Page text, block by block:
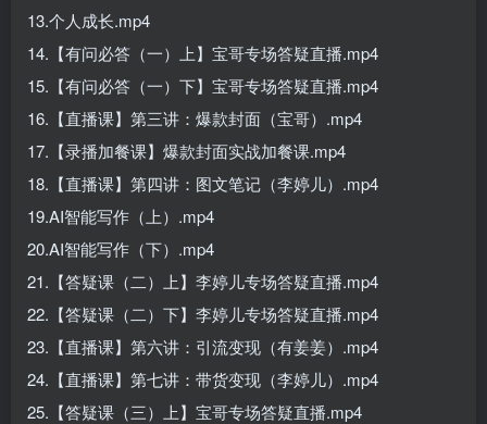
13.个人成长.mp4
14.【有问必答（一）上】宝哥专场答疑直播.mp4
15.【有问必答（一）下】宝哥专场答疑直播.mp4
16.【直播课】第三讲：爆款封面（宝哥）.mp4
17.【录播加餐课】爆款封面实战加餐课.mp4
18.【直播课】第四讲：图文笔记（李婷儿）.mp4
19.AI智能写作（上）.mp4
20.AI智能写作（下）.mp4
21.【答疑课（二）上】李婷儿专场答疑直播.mp4
22.【答疑课（二）下】李婷儿专场答疑直播.mp4
23.【直播课】第六讲：引流变现（有姜姜）.mp4
24.【直播课】第七讲：带货变现（李婷儿）.mp4
25.【答疑课（三）上】宝哥专场答疑直播.mp4